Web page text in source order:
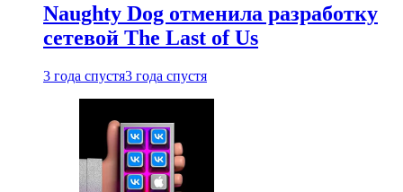
Naughty Dog отменила разработку
сетевой The Last of Us
3 года спустя3 года спустя